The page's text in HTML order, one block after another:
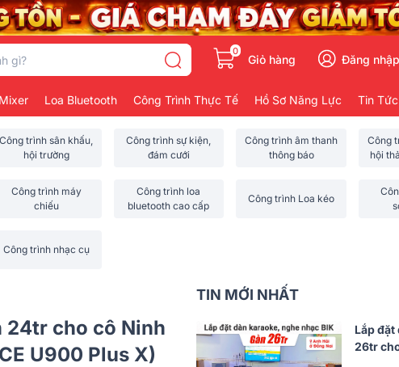
0
Giỏ hàng Đăng nhập
Mixer Loa Bluetooth Công Trình Thực Tế Hồ Sơ Năng Lực Tin Tức
Công trình sân khấu,
hội trường
Công trình sự kiện,
đám cưới
Công trình âm thanh
thông báo
Công
hội
Công trình máy
chiếu
Công trình loa
bluetooth cao cấp
Công trình Loa kéo
Công trình nhạc cụ
24tr cho cô Ninh
U900 Plus X)
TIN MỚI NHẤT
Lắp đặt
26tr